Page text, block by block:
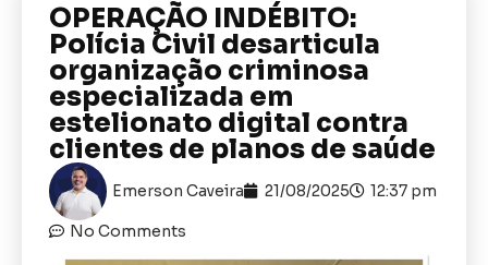
OPERAÇÃO INDÉBITO:
Polícia Civil desarticula
organização criminosa
especializada em
estelionato digital contra
clientes de planos de saúde
Emerson Caveira 21/08/2025 12:37 pm
No Comments